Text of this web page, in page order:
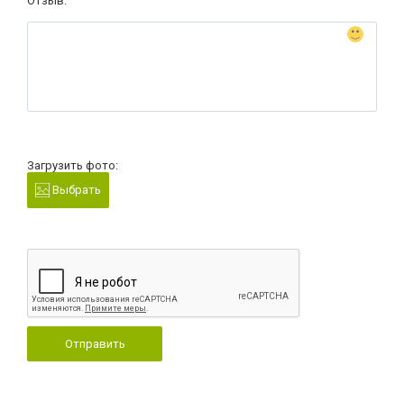
Загрузить фото:
Выбрать
Отправить